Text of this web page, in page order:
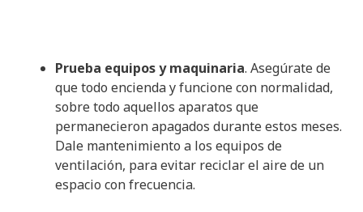
Prueba equipos y maquinaria. Asegúrate de
que todo encienda y funcione con normalidad,
sobre todo aquellos aparatos que
permanecieron apagados durante estos meses.
Dale mantenimiento a los equipos de
ventilación, para evitar reciclar el aire de un
espacio con frecuencia.